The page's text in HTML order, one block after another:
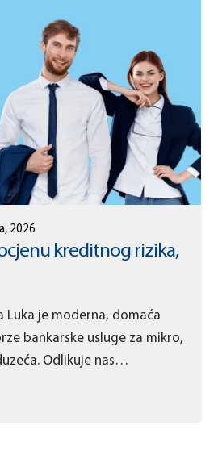
2026
kreditnog rizika,
Luka je moderna, domaća
bankarske usluge za mikro,
Odlikuje nas
po mjeri naših klijenata.